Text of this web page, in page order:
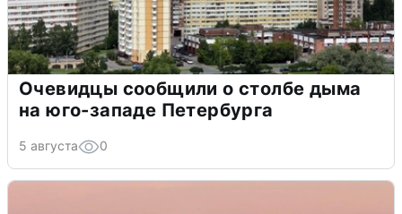
Очевидцы сообщили о столбе дыма
на юго-западе Петербурга
5 августа 0